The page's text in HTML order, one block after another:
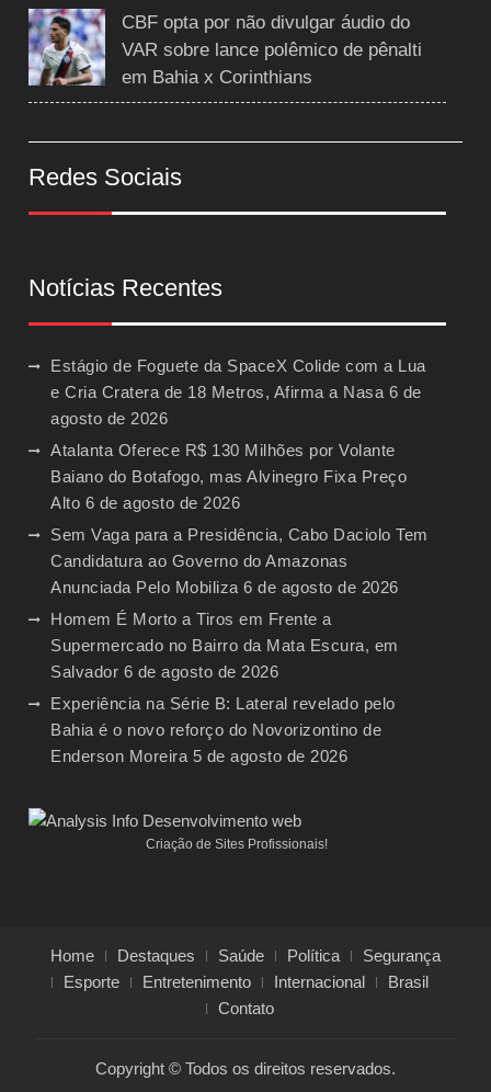
CBF opta por não divulgar áudio do
VAR sobre lance polêmico de pênalti
em Bahia x Corinthians
Redes Sociais
Notícias Recentes
Estágio de Foguete da SpaceX Colide com a Lua
e Cria Cratera de 18 Metros, Afirma a Nasa 6 de
agosto de 2026
Atalanta Oferece R$ 130 Milhões por Volante
Baiano do Botafogo, mas Alvinegro Fixa Preço
Alto 6 de agosto de 2026
Sem Vaga para a Presidência, Cabo Daciolo Tem
Candidatura ao Governo do Amazonas
Anunciada Pelo Mobiliza 6 de agosto de 2026
Homem É Morto a Tiros em Frente a
Supermercado no Bairro da Mata Escura, em
Salvador 6 de agosto de 2026
Experiência na Série B: Lateral revelado pelo
Bahia é o novo reforço do Novorizontino de
Enderson Moreira 5 de agosto de 2026
Criação de Sites Profissionais!
Home Destaques Saúde Política
Segurança
Esporte
Entretenimento Internacional
Brasil
Contato
Copyright © Todos os direitos reservados.